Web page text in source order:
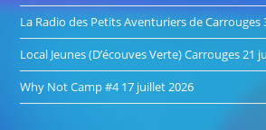
La Radio des Petits Aventuriers de Carrouges
Local Jeunes (D’écouves Verte) Carrouges21
Why Not Camp #417 juillet 2026